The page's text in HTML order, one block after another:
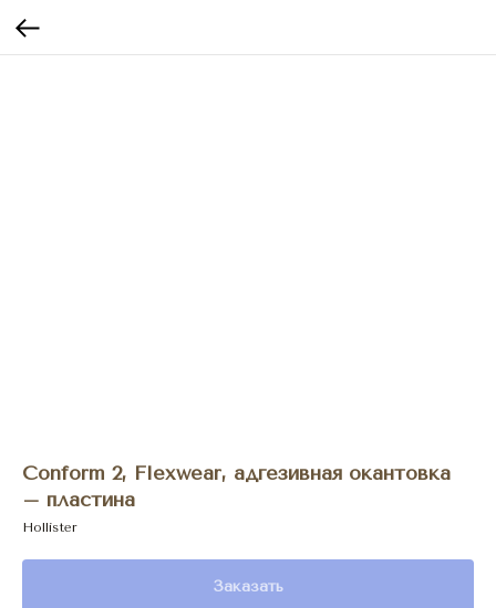
Conform 2, Flexwear, адгезивная окантовка
– пластина
Hollister
Заказать